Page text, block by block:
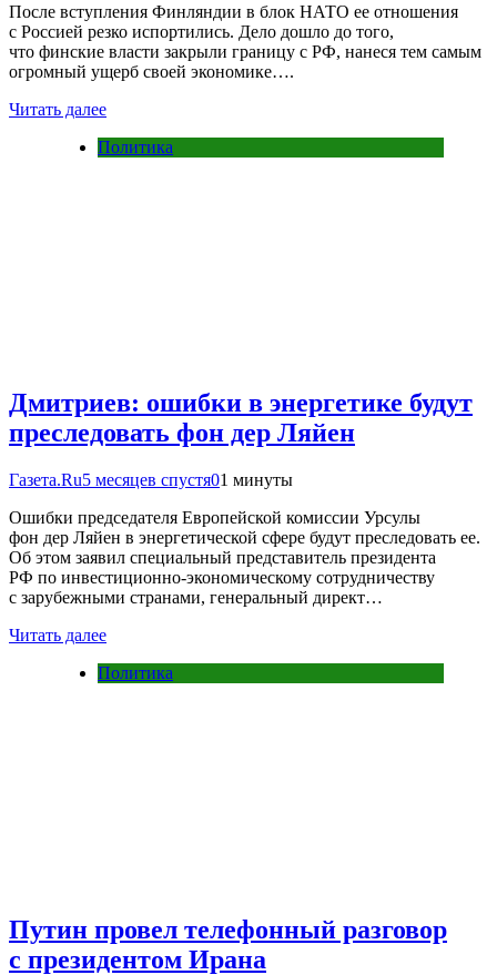
После вступления Финляндии в блок НАТО ее отношения
с Россией резко испортились. Дело дошло до того,
что финские власти закрыли границу с РФ, нанеся тем самым
огромный ущерб своей экономике….
Читать далее
Политика
Дмитриев: ошибки в энергетике будут
преследовать фон дер Ляйен
Газета.Ru5 месяцев спустя01 минуты
Ошибки председателя Европейской комиссии Урсулы
фон дер Ляйен в энергетической сфере будут преследовать ее.
Об этом заявил специальный представитель президента
РФ по инвестиционно-экономическому сотрудничеству
с зарубежными странами, генеральный директ…
Читать далее
Политика
Путин провел телефонный разговор
с президентом Ирана